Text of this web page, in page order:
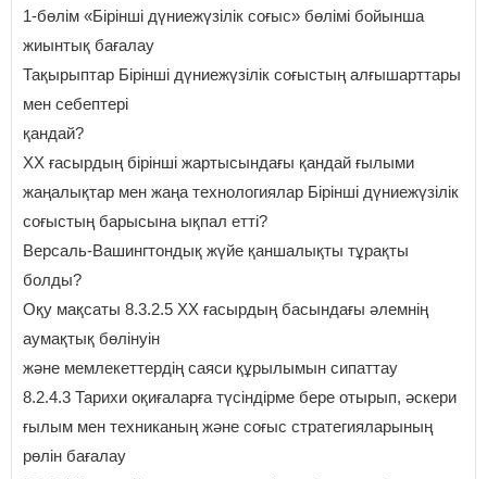
1-бөлім «Бірінші дүниежүзілік соғыс» бөлімі бойынша
жиынтық бағалау
Тақырыптар Бірінші дүниежүзілік соғыстың алғышарттары
мен себептері
қандай?
ХХ ғасырдың бірінші жартысындағы қандай ғылыми
жаңалықтар мен жаңа технологиялар Бірінші дүниежүзілік
соғыстың барысына ықпал етті?
Версаль-Вашингтондық жүйе қаншалықты тұрақты
болды?
Оқу мақсаты 8.3.2.5 ХХ ғасырдың басындағы әлемнің
аумақтық бөлінуін
және мемлекеттердің саяси құрылымын сипаттау
8.2.4.3 Тарихи оқиғаларға түсіндірме бере отырып, әскери
ғылым мен техниканың және соғыс стратегияларының
рөлін бағалау